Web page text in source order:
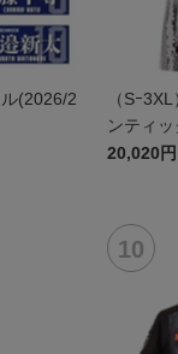
(2026/2
（Sｰ
ンティッ
P 2nd
20,020